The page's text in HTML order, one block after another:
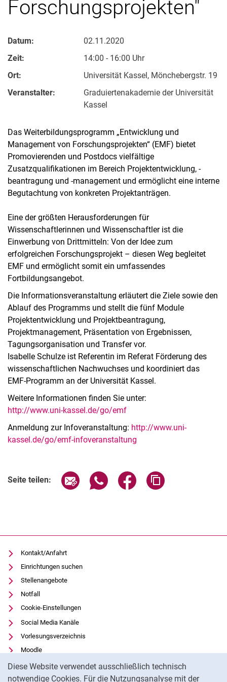
Diese Website verwendet ausschließlich technisch
notwendige Cookies. Für die Nutzungsanalyse mit der
Forschungsprojekten"
Datum:
02.11.2020
Zeit:
14:00 - 16:00 Uhr
Ort:
Universität Kassel, Mönchebergstr. 19
Veranstalter:
Graduiertenakademie der Universität
Kassel
Das Weiterbildungsprogramm „Entwicklung und
Management von Forschungsprojekten“ (EMF) bietet
Promovierenden und Postdocs vielfältige
Zusatzqualifikationen im Bereich Projektentwicklung, -
beantragung und -management und ermöglicht eine interne
Begutachtung von konkreten Projektanträgen.
Eine der größten Herausforderungen für
Wissenschaftlerinnen und Wissenschaftler ist die
Einwerbung von Drittmitteln: Von der Idee zum
erfolgreichen Forschungsprojekt – diesen Weg begleitet
EMF und ermöglicht somit ein umfassendes
Fortbildungsangebot.
Die Informationsveranstaltung erläutert die Ziele sowie den
Ablauf des Programms und stellt die fünf Module
Projektentwicklung und Projektbeantragung,
Projektmanagement, Präsentation von Ergebnissen,
Tagungsorganisation und Transfer vor.
Isabelle Schulze ist Referentin im Referat Förderung des
wissenschaftlichen Nachwuchses und koordiniert das
EMF-Programm an der Universität Kassel.
Weitere Informationen finden Sie unter:
http://www.uni-kassel.de/go/emf
Anmeldung zur Infoveranstaltung: http://www.uni-
kassel.de/go/emf-infoveranstaltung
Seite teilen: Seite über E-Mail teilen
Seite über WhatsApp teilen
Seite über Facebook
Kontakt/Anfahrt
Einrichtungen suchen
Stellenangebote
Notfall
Cookie-Einstellungen
Social Media Kanäle
Vorlesungsverzeichnis
Moodle
Panopto
Universitätsbibliothek